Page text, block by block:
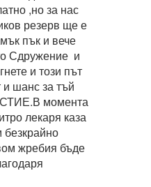
,но за нас
резерв ще е
пък и вече
Сдружение и
и този път
шанс за тъй
момента
лекаря каза
жребия бъде